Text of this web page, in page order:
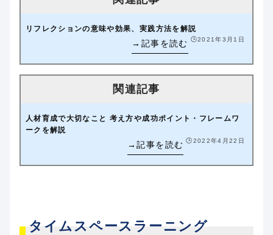
リフレクションの意味や効果、実践方法を解説
🕒️2021年3月1日
人材育成で大切なこと 考え方や成功ポイント・フレームワ
ークを解説
🕒️2022年4月22日
タイムスペースラーニング